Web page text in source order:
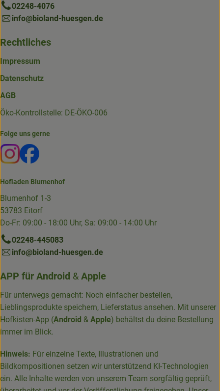
02248-4076
info@bioland-huesgen.de
Rechtliches
Impressum
Datenschutz
AGB
Öko-Kontrollstelle: DE-ÖKO-006
Folge uns gerne
Externer Link zu https://www.instagram.com/die.hofkiste/
Externer Link zu https://www.facebook.com/p/Die-
Hofladen Blumenhof
Blumenhof 1-3
53783 Eitorf
Do-Fr: 09:00 - 18:00 Uhr, Sa: 09:00 - 14:00 Uhr
02248-445083
info@bioland-huesgen.de
APP für Android & Apple
Für unterwegs gemacht: Noch einfacher bestellen,
Lieblingsprodukte speichern, Lieferstatus ansehen. Mit unserer
Hofkisten-App (Android & Apple) behältst du deine Bestellung
immer im Blick.
Hinweis: Für einzelne Texte, Illustrationen und
Bildkompositionen setzen wir unterstützend KI-Technologien
ein. Alle Inhalte werden von unserem Team sorgfältig geprüft,